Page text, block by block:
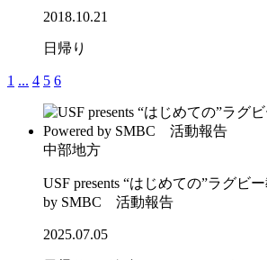
2018.10.21
日帰り
1 ... 4 5 6
中部地方
USF presents “はじめての”ラグビ
by SMBC 活動報告
2025.07.05